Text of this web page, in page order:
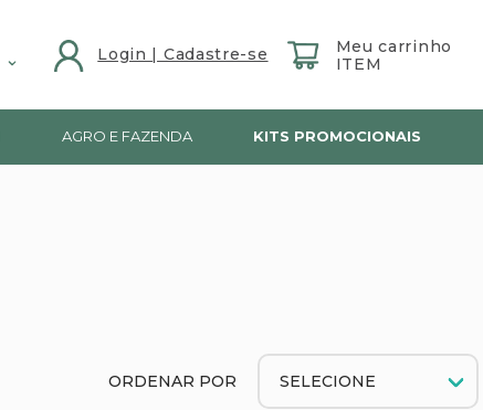
AGRO E FAZENDA KITS PROMOCIONAIS